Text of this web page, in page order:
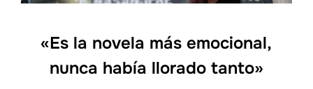
«Es la novela más emocional,
nunca había llorado tanto»